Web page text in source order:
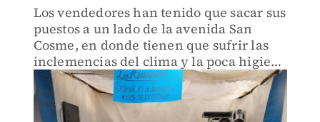
Los vendedores han tenido que sacar sus
puestos a un lado de la avenida San
Cosme, en donde tienen que sufrir las
inclemencias del clima y la poca higiene
de la calle.